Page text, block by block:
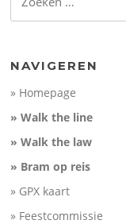
naar:
NAVIGEREN
» Homepage
» Walk the line
» Walk the law
» Bram op reis
» GPX kaart
» Feestcommissie